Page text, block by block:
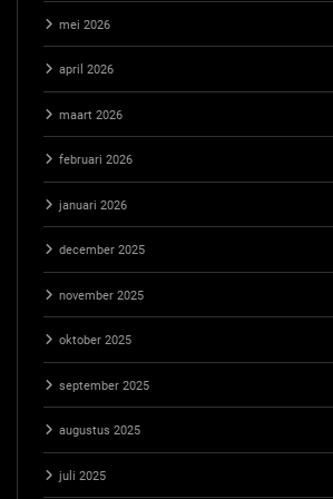
mei 2026
april 2026
maart 2026
februari 2026
januari 2026
december 2025
november 2025
oktober 2025
september 2025
augustus 2025
juli 2025